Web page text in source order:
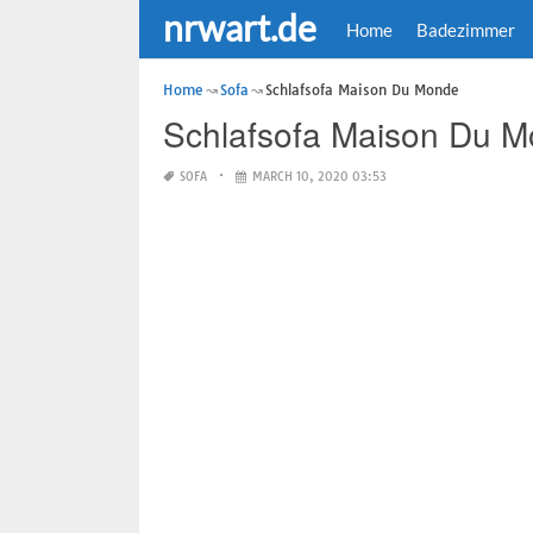
nrwart.de Home Badezimmer
Home Sofa Schlafsofa Maison Du Monde
Schlafsofa Maison Du
SOFA MARCH 10, 2020 03:53